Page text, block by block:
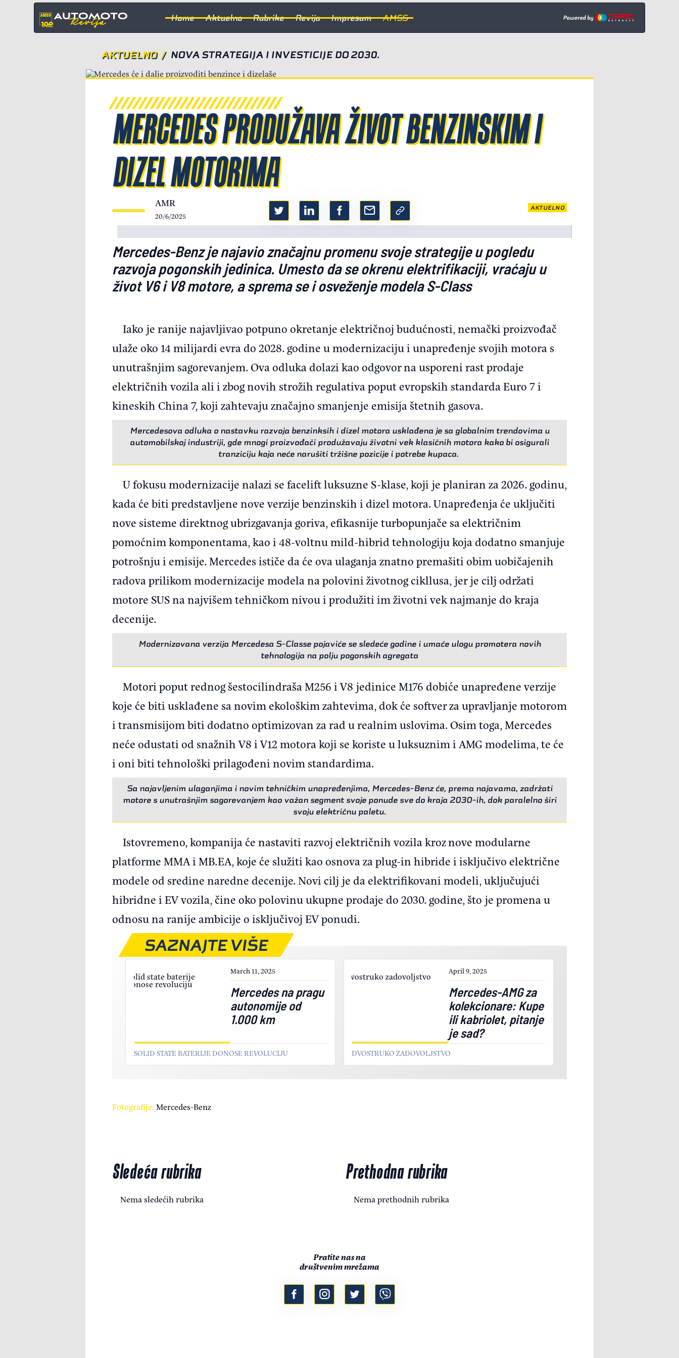
Home Aktuelno Rubrike Revija Impresum AMSS
AKTUELNO / NOVA STRATEGIJA I INVESTICIJE DO 2030.
MERCEDES PRODUŽAVA ŽIVOT BENZINSKIM I
DIZEL MOTORIMA
AMR
20/6/2025
AKTUELNO
Mercedes-Benz je najavio značajnu promenu svoje strategije u pogledu
razvoja pogonskih jedinica. Umesto da se okrenu elektrifikaciji, vraćaju u
život V6 i V8 motore, a sprema se i osveženje modela S-Class
Iako je ranije najavljivao potpuno okretanje električnoj budućnosti, nemački proizvođač
ulaže oko 14 milijardi evra do 2028. godine u modernizaciju i unapređenje svojih motora s
unutrašnjim sagorevanjem. Ova odluka dolazi kao odgovor na usporeni rast prodaje
električnih vozila ali i zbog novih strožih regulativa poput evropskih standarda Euro 7 i
kineskih China 7, koji zahtevaju značajno smanjenje emisija štetnih gasova.
Mercedesova odluka o nastavku razvoja benzinksih i dizel motora usklađena je sa globalnim trendovima u
automobilskoj industriji, gde mnogi proizvođači produžavaju životni vek klasičnih motora kako bi osigurali
tranziciju koja neće narušiti tržišne pozicije i potrebe kupaca.
U fokusu modernizacije nalazi se facelift luksuzne S-klase, koji je planiran za 2026. godinu,
kada će biti predstavljene nove verzije benzinskih i dizel motora. Unapređenja će uključiti
nove sisteme direktnog ubrizgavanja goriva, efikasnije turbopunjače sa električnim
pomoćnim komponentama, kao i 48-voltnu mild-hibrid tehnologiju koja dodatno smanjuje
potrošnju i emisije. Mercedes ističe da će ova ulaganja znatno premašiti obim uobičajenih
radova prilikom modernizacije modela na polovini životnog cikllusa, jer je cilj održati
motore SUS na najvišem tehničkom nivou i produžiti im životni vek najmanje do kraja
decenije.
Modernizovana verzija Mercedesa S-Classe pojaviće se sledeće godine i umaće ulogu promotera novih
tehnologija na polju pogonskih agregata
Motori poput rednog šestocilindraša M256 i V8 jedinice M176 dobiće unapređene verzije
koje će biti usklađene sa novim ekološkim zahtevima, dok će softver za upravljanje motorom
i transmisijom biti dodatno optimizovan za rad u realnim uslovima. Osim toga, Mercedes
neće odustati od snažnih V8 i V12 motora koji se koriste u luksuznim i AMG modelima, te će
i oni biti tehnološki prilagođeni novim standardima.
Sa najavljenim ulaganjima i novim tehničkim unapređenjima, Mercedes-Benz će, prema najavama, zadržati
motore s unutrašnjim sagorevanjem kao važan segment svoje ponude sve do kraja 2030-ih, dok paralelno širi
svoju električnu paletu.
Istovremeno, kompanija će nastaviti razvoj električnih vozila kroz nove modularne
platforme MMA i MB.EA, koje će služiti kao osnova za plug-in hibride i isključivo električne
modele od sredine naredne decenije. Novi cilj je da elektrifikovani modeli, uključujući
hibridne i EV vozila, čine oko polovinu ukupne prodaje do 2030. godine, što je promena u
odnosu na ranije ambicije o isključivoj EV ponudi.
March 11, 2025
Mercedes na pragu
autonomije od
1.000 km
SOLID STATE BATERIJE DONOSE REVOLUCIJU
April 9, 2025
Mercedes-AMG za
kolekcionare: Kupe
ili kabriolet, pitanje
je sad?
DVOSTRUKO ZADOVOLJSTVO
SAZNAJTE VIŠE
Fotografije:Mercedes-Benz
Sledeća rubrika
Nema sledećih rubrika
Prethodna rubrika
Nema prethodnih rubrika
Pratite nas na
društvenim mrežama